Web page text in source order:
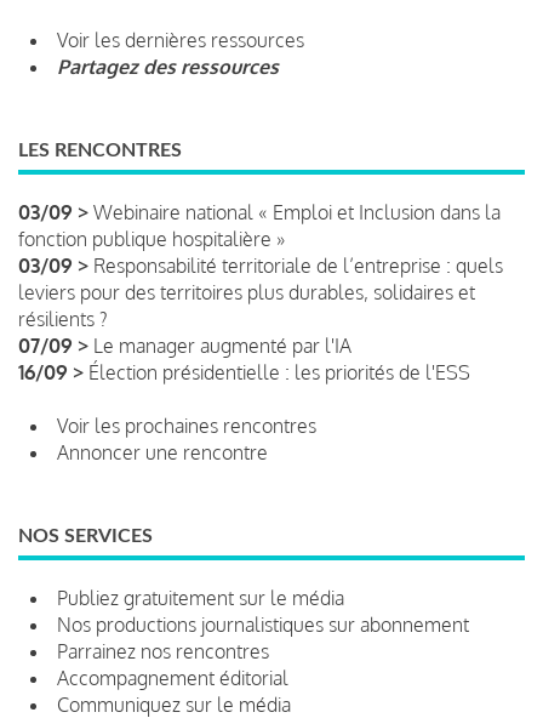
Voir les dernières ressources
Partagez des ressources
LES RENCONTRES
03/09 > Webinaire national « Emploi et Inclusion dans la
fonction publique hospitalière »
03/09 > Responsabilité territoriale de l’entreprise : quels
leviers pour des territoires plus durables, solidaires et
résilients ?
07/09 > Le manager augmenté par l'IA
16/09 > Élection présidentielle : les priorités de l'ESS
Voir les prochaines rencontres
Annoncer une rencontre
NOS SERVICES
Publiez gratuitement sur le média
Nos productions journalistiques sur abonnement
Parrainez nos rencontres
Accompagnement éditorial
Communiquez sur le média